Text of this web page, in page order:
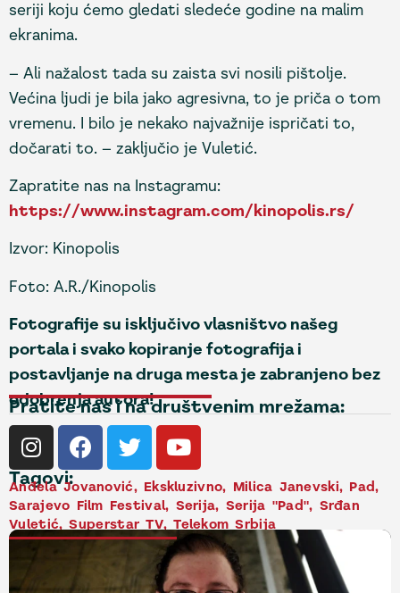
seriji koju ćemo gledati sledeće godine na malim
ekranima.
– Ali nažalost tada su zaista svi nosili pištolje.
Većina ljudi je bila jako agresivna, to je priča o tom
vremenu. I bilo je nekako najvažnije ispričati to,
dočarati to. – zaključio je Vuletić.
Zapratite nas na Instagramu:
https://www.instagram.com/kinopolis.rs/
Izvor: Kinopolis
Foto: A.R./Kinopolis
Fotografije su isključivo vlasništvo našeg
portala i svako kopiranje fotografija i
postavljanje na druga mesta je zabranjeno bez
odobrenja autora!
Pratite nas i na društvenim mrežama:
Tagovi:
Anđela Jovanović, Ekskluzivno, Milica Janevski, Pad,
Sarajevo Film Festival, Serija, Serija "Pad", Srđan
Vuletić,Superstar TV,Telekom Srbija
NAJNOVIJE VESTI